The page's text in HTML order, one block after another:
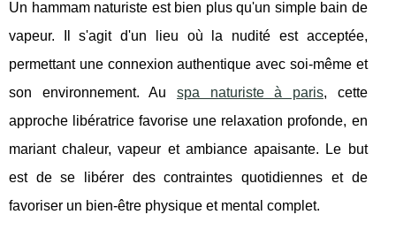
Un hammam naturiste est bien plus qu'un simple bain de
vapeur. Il s'agit d'un lieu où la nudité est acceptée,
permettant une connexion authentique avec soi-même et
son environnement. Au spa naturiste à paris, cette
approche libératrice favorise une relaxation profonde, en
mariant chaleur, vapeur et ambiance apaisante. Le but
est de se libérer des contraintes quotidiennes et de
favoriser un bien-être physique et mental complet.